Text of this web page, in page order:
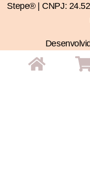
Stepe® | CNPJ: